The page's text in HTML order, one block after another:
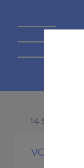
14
VOITURE